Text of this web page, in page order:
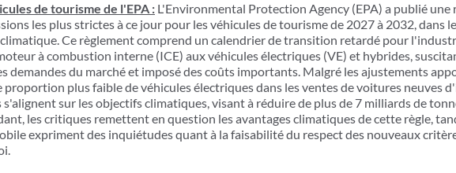
de tourisme de l'EPA : L'Environmental Protection Agency (EPA) a publié une
les plus strictes à ce jour pour les véhicules de tourisme de 2027 à 2032, dans
Ce règlement comprend un calendrier de transition retardé pour
à combustion interne (ICE) aux véhicules électriques (VE) et hybrides,
demandes du marché et imposé des coûts importants. Malgré les ajustements
proportion plus faible de véhicules électriques dans les ventes de voitures neuves
sur les objectifs climatiques, visant à réduire de plus de 7 milliards de
les critiques remettent en question les avantages climatiques de cette règle,
expriment des inquiétudes quant à la faisabilité du respect des nouveaux